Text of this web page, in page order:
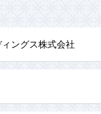
ングス株式会社